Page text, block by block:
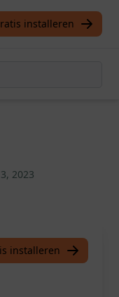
installeren
2023
installeren